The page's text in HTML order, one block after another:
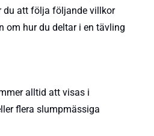
du att följa följande villkor
om hur du deltar i en tävling
alltid att visas i
flera slumpmässiga